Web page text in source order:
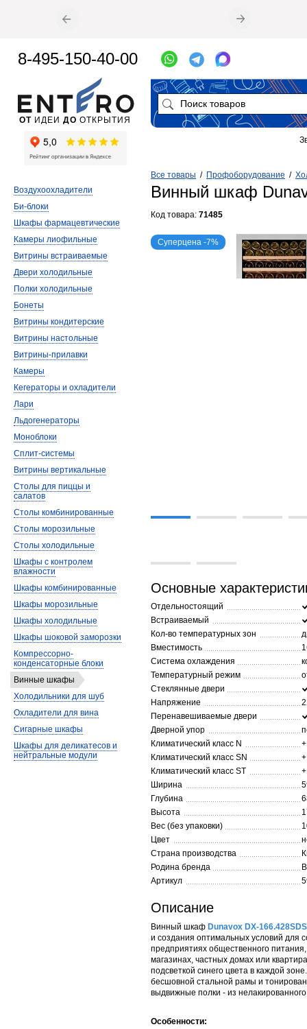
Все товары / Профоборудование /
Винный шкаф
Код товара: 71485
Суперцена -7%
Основные
Отдельностоящий
Встраиваемый
Кол-во температурных зон
Вместимость
Система охлаждения
Температурный режим
Стеклянные двери
Напряжение
Перенавешиваемые двери
Дверной упор
Климатический класс N
Климатический класс SN
Климатический класс ST
Ширина
Глубина
Высота
Вес (без упаковки)
Цвет
Страна производства
Родина бренда
Артикул
Описание
Винный шкаф Dunavox DX-
и создания оптимальных условий для
предприятиях общественного
магазинах, частных домах или
подсветкой синего цвета в каждой
бесшовной стальной рамы и
выдвижные полки - из
Особенности:
Воздухоохладители
Би-блоки
Шкафы фармацевтические
Камеры лиофильные
Витрины встраиваемые
Двери холодильные
Полки холодильные
Бонеты
Витрины кондитерские
Витрины настольные
Витрины-прилавки
Камеры
Кегераторы и охладители
Лари
Льдогенераторы
Моноблоки
Сплит-системы
Витрины вертикальные
Столы для пиццы и
салатов
Столы комбинированные
Столы морозильные
Столы холодильные
Шкафы с контролем
влажности
Шкафы комбинированные
Шкафы морозильные
Шкафы холодильные
Шкафы шоковой заморозки
Компрессорно-
конденсаторные блоки
Винные шкафы
Холодильники для шуб
Охладители для вина
Сигарные шкафы
Шкафы для деликатесов и
нейтральные модули
ОТ ИДЕИ ДО ОТКРЫТИЯ
8-495-150-40-00